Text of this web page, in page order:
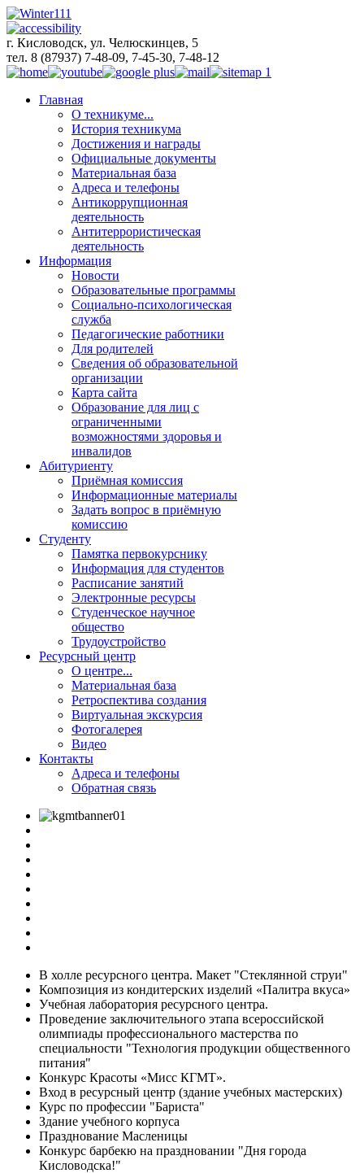
г. Кисловодск, ул. Челюскинцев, 5
тел. 8 (87937) 7-48-09, 7-45-30, 7-48-12
Главная
О техникуме...
История техникума
Достижения и награды
Официальные документы
Материальная база
Адреса и телефоны
Антикоррупционная
деятельность
Антитеррористическая
деятельность
Информация
Новости
Образовательные программы
Социально-психологическая
служба
Педагогические работники
Для родителей
Сведения об образовательной
организации
Карта сайта
Образование для лиц с
ограниченными
возможностями здоровья и
инвалидов
Абитуриенту
Приёмная комиссия
Информационные материалы
Задать вопрос в приёмную
комиссию
Студенту
Памятка первокурснику
Информация для студентов
Расписание занятий
Электронные ресурсы
Студенческое научное
общество
Трудоустройство
Ресурсный центр
О центре...
Материальная база
Ретроспектива создания
Виртуальная экскурсия
Фотогалерея
Видео
Контакты
Адреса и телефоны
Обратная связь
В холле ресурсного центра. Макет "Стеклянной струи"
Композиция из кондитерских изделий «Палитра вкуса»
Учебная лаборатория ресурсного центра.
Проведение заключительного этапа всероссийской
олимпиады профессионального мастерства по
специальности "Технология продукции общественного
питания"
Конкурс Красоты «Мисс КГМТ».
Вход в ресурсный центр (здание учебных мастерских)
Курс по профессии "Бариста"
Здание учебного корпуса
Празднование Масленицы
Конкурс барбекю на праздновании "Дня города
Кисловодска!"